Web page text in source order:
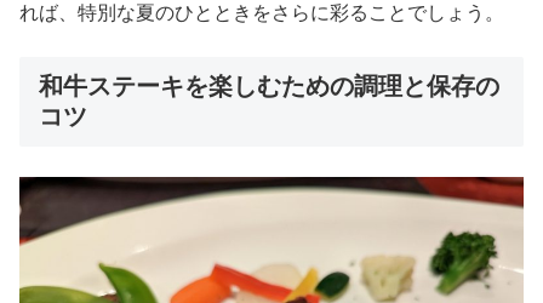
れば、特別な夏のひとときをさらに彩ることでしょう。
和牛ステーキを楽しむための調理と保存の
コツ